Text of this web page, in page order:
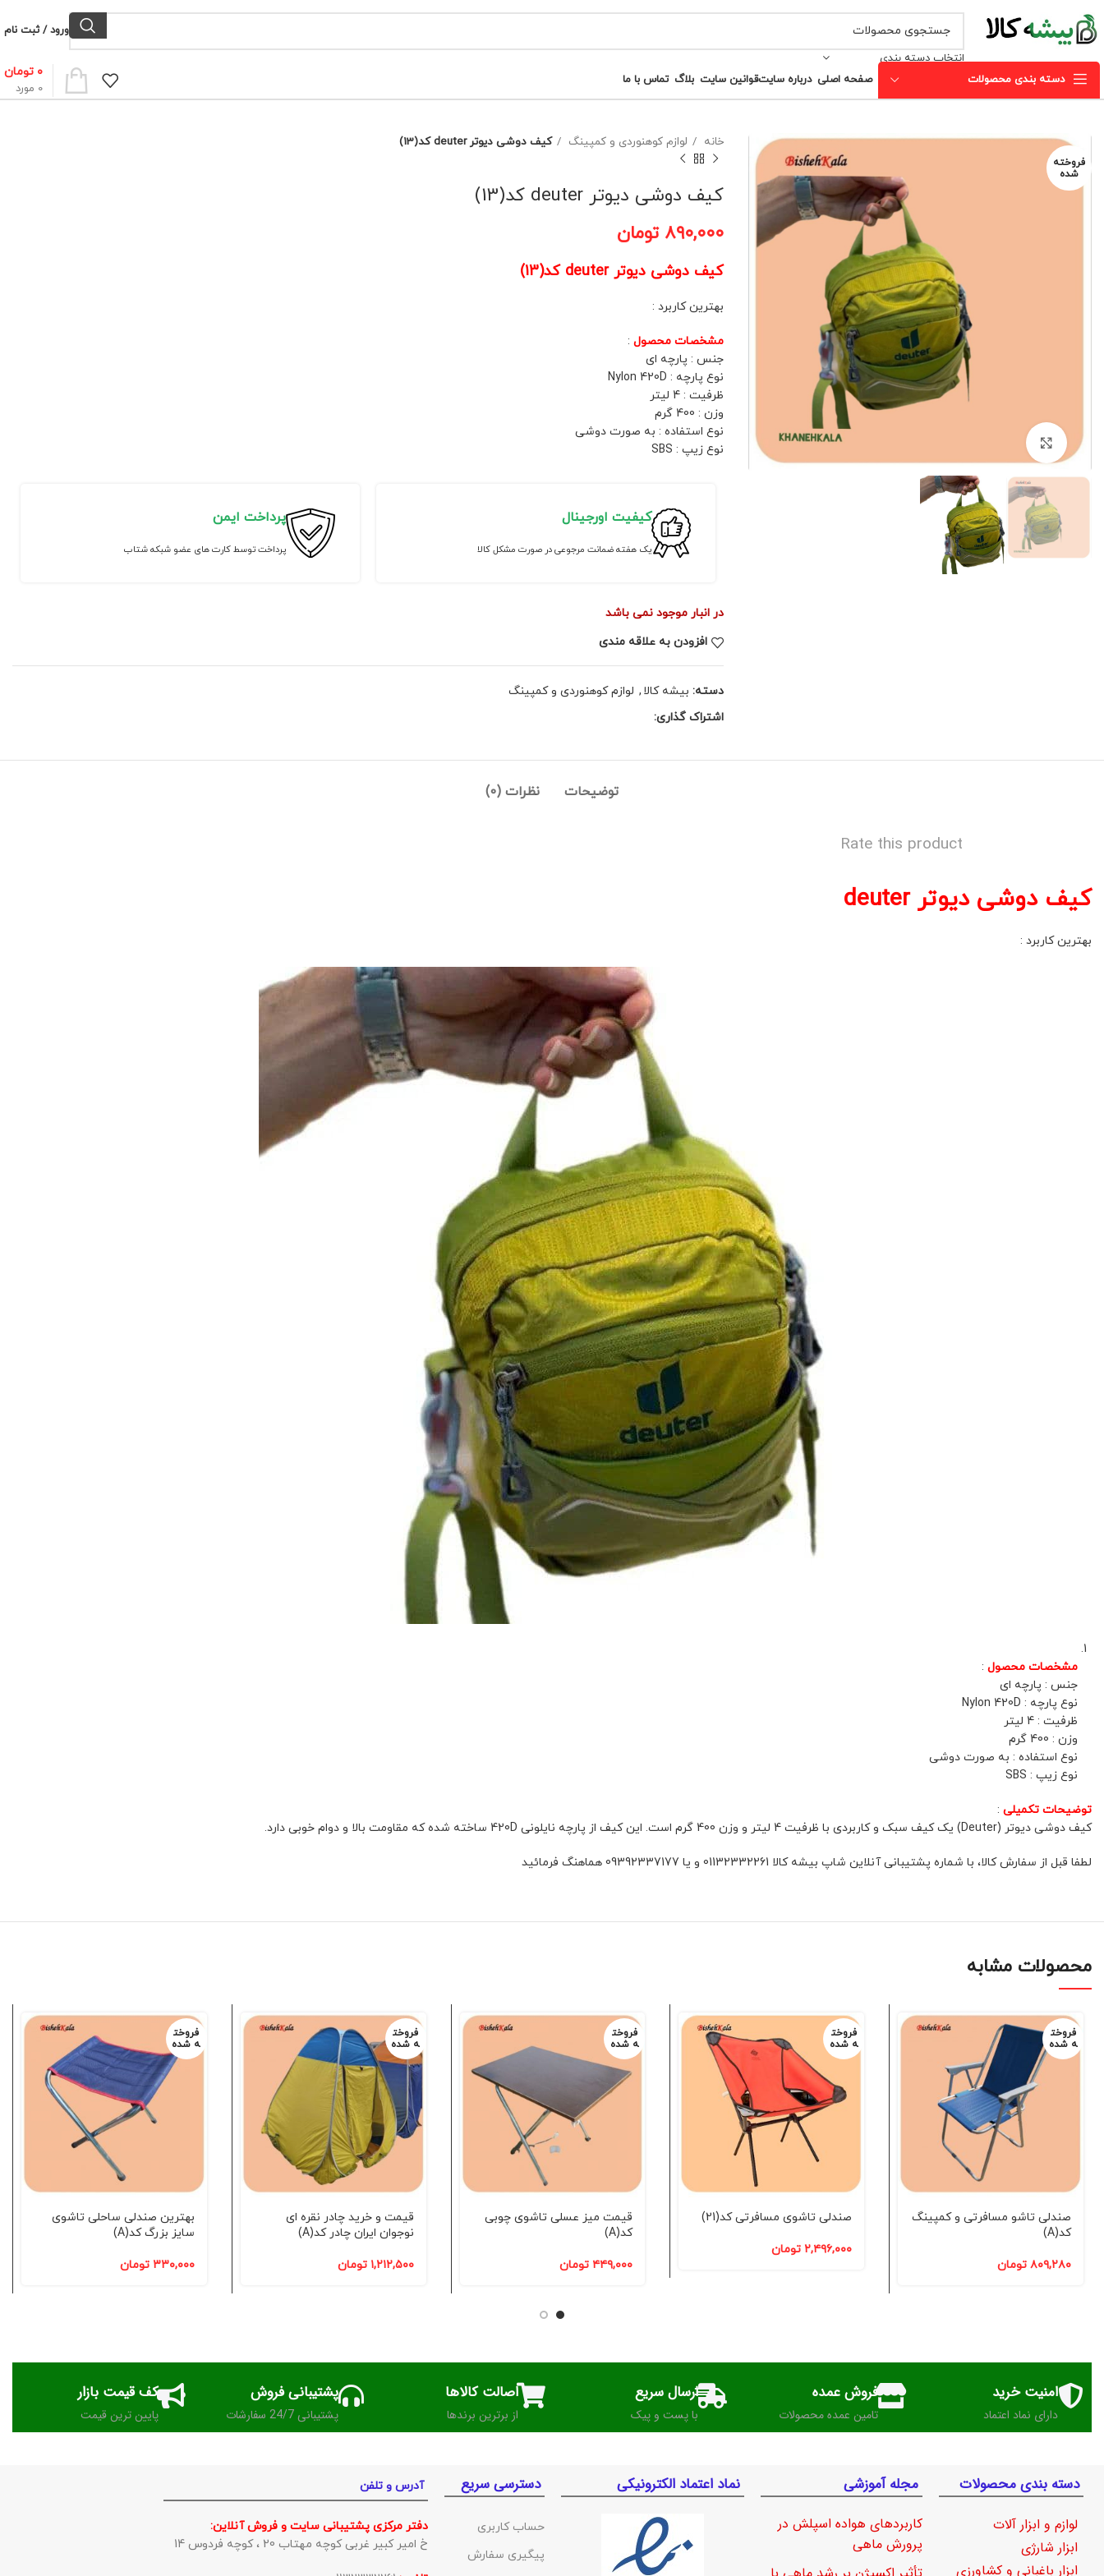
انتخاب دسته بندی
ورود / ثبت نام
دسته بندی محصولات صفحه اصلی درباره سایتقوانین سایت بلاگ تماس با ما
0 مورد
۰ تومان
فروخته
شده
خانه لوازم کوهنوردی و کمپینگ کیف دوشی دیوتر deuter کد(13)
کیف دوشی دیوتر deuter کد(13)
۸۹۰,۰۰۰ تومان
کیف دوشی دیوتر deuter کد(13)
بهترین کاربرد :
مشخصات محصول :
جنس : پارچه ای
نوع پارچه : Nylon 420D
ظرفیت : 4 لیتر
وزن : 400 گرم
نوع استفاده : به صورت دوشی
نوع زیپ : SBS
کیفیت اورجینال
یک هفته ضمانت مرجوعی در صورت مشکل کالا
پرداخت ایمن
پرداخت توسط کارت های عضو شبکه شتاب
در انبار موجود نمی باشد
افزودن به علاقه مندی
دسته: بیشه کالا , لوازم کوهنوردی و کمپینگ
اشتراک گذاری:
توضیحات نظرات (0)
Rate this product
کیف دوشی دیوتر deuter
بهترین کاربرد :
مشخصات محصول :
جنس : پارچه ای
نوع پارچه : Nylon 420D
ظرفیت : 4 لیتر
وزن : 400 گرم
نوع استفاده : به صورت دوشی
نوع زیپ : SBS
توضیحات تکمیلی :
کیف دوشی دیوتر (Deuter) یک کیف سبک و کاربردی با ظرفیت 4 لیتر و وزن 400 گرم است. این کیف از پارچه نایلونی 420D ساخته شده که مقاومت بالا و دوام خوبی دارد.
لطفا قبل از سفارش کالا، با شماره پشتیبانی آنلاین شاپ بیشه کالا 01132332261 و یا 09392337177 هماهنگ فرمائید
محصولات مشابه
فروخت
ه شده
صندلی تاشو مسافرتی و کمپینگ
کد(A)
۸۰۹,۲۸۰ تومان
فروخت
ه شده
صندلی تاشوی مسافرتی کد(21)
۲,۴۹۶,۰۰۰ تومان
فروخت
ه شده
قیمت میز عسلی تاشوی چوبی
کد(A)
۴۴۹,۰۰۰ تومان
فروخت
ه شده
قیمت و خرید چادر نقره ای
نوجوان ایران چادر کد(A)
۱,۲۱۲,۵۰۰ تومان
فروخت
ه شده
بهترین صندلی ساحلی تاشوی
سایز بزرگ کد(A)
۳۳۰,۰۰۰ تومان
امنیت خرید
دارای نماد اعتماد
فروش عمده
تامین عمده محصولات
ارسال سریع
با پست و پیک
اصالت کالاها
از برترین برندها
پشتیبانی فروش
پشتیبانی 24/7 سفارشات
کف قیمت بازار
پایین ترین قیمت
دسته بندی محصولات
لوازم و ابزار آلات
ابزار شارژی
ابزار باغبانی و کشاورزی
مجله آموزشی
کاربردهای هواده اسپلش در
پرورش ماهی
نماد اعتماد الکترونیکی دسترسی سریع
حساب کاربری
پیگیری سفارش
آدرس و تلفن
دفتر مرکزی پشتیبانی سایت و فروش آنلاین:
خ امیر کبیر غربی کوچه مهتاب 20 ، کوچه فردوس 14